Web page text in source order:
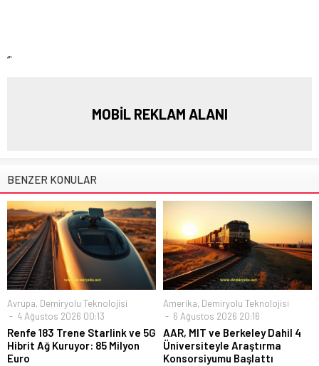
“`
MOBİL REKLAM ALANI
BENZER KONULAR
Avrupa, Demiryolu Teknolojisi
4 Ağustos 2026 00:13
Renfe 183 Trene Starlink ve 5G
Hibrit Ağ Kuruyor: 85 Milyon
Euro
Amerika, Demiryolu Teknolojisi
6 Ağustos 2026 20:16
AAR, MIT ve Berkeley Dahil 4
Üniversiteyle Araştırma
Konsorsiyumu Başlattı